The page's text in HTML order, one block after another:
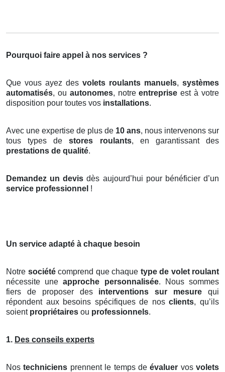
Pourquoi faire appel à nos services ?
Que vous ayez des volets roulants manuels, systèmes
automatisés, ou autonomes, notreentreprise est à votre
disposition pour toutes vos installations.
Avec une expertise de plus de 10 ans, nous intervenons sur
tous types destores roulants, en garantissant des
prestations de qualité.
Demandez un devis dès aujourd’hui pour bénéficier d’un
service professionnel !
Un service adapté à chaque besoin
Notre sociétécomprend que chaque type de volet roulant
nécessite uneapproche personnalisée. Nous sommes
fiers de proposer des interventions sur mesure qui
répondent aux besoins spécifiques de nosclients, qu’ils
soient propriétaires ou professionnels.
1. Des conseils experts
Nostechniciens prennent le temps deévaluer vos volets